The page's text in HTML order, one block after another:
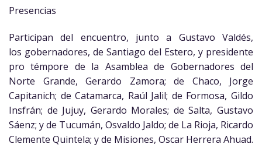
Presencias
Participan del encuentro, junto a Gustavo Valdés,
los gobernadores, de Santiago del Estero, y presidente
pro témpore de la Asamblea de Gobernadores del
Norte Grande, Gerardo Zamora; de Chaco, Jorge
Capitanich; de Catamarca, Raúl Jalil; de Formosa, Gildo
Insfrán; de Jujuy, Gerardo Morales; de Salta, Gustavo
Sáenz; y de Tucumán, Osvaldo Jaldo; de La Rioja, Ricardo
Clemente Quintela; y de Misiones, Oscar Herrera Ahuad.